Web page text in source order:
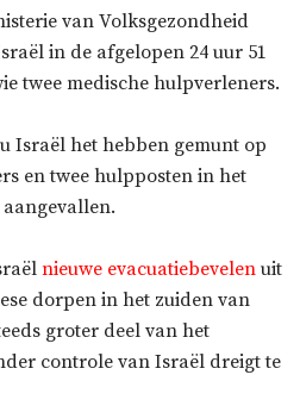
van Volksgezondheid
in de afgelopen 24 uur 51
twee medische hulpverleners.
Israël het hebben gemunt op
en twee hulpposten in het
nieuwe evacuatiebevelen uit
dorpen in het zuiden van
groter deel van het
controle van Israël dreigt te